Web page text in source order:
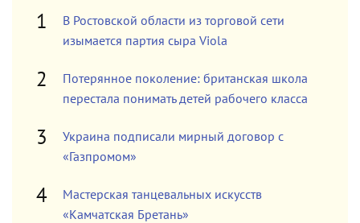
В Ростовской области из торговой сети
изымается партия сыра Viola
Потерянное поколение: британская школа
перестала понимать детей рабочего класса
Украина подписали мирный договор с
«Газпромом»
Мастерская танцевальных искусств
«Камчатская Бретань»